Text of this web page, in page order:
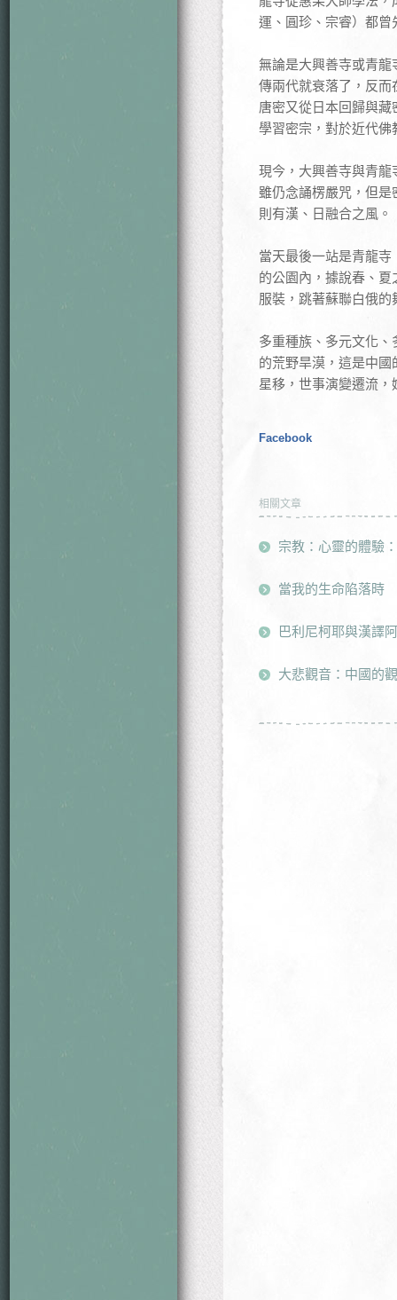
運、圓珍、宗睿）都
無論是大興善寺或青龍
傳兩代就衰落了，反
唐密又從日本回歸與
學習密宗，對於近代佛
現今，大興善寺與青
雖仍念誦楞嚴咒，但
則有漢、日融合之風。
當天最後一站是青龍
的公園內，據說春、
服裝，跳著蘇聯白俄
多重種族、多元文化
的荒野旱漠，這是中
星移，世事演變遷流
Facebook
相關文章
宗教：心靈的體驗
當我的生命陷落時
巴利尼柯耶與漢譯
大悲觀音：中國的